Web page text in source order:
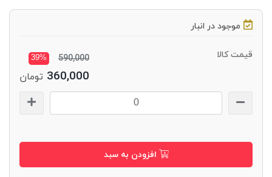
موجود در انبار
قیمت کالا 590,000
39%
360,000 تومان
افزودن به سبد